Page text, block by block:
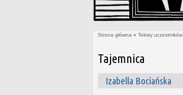
Strona główna » Teksty uczestników
Tajemnica
Izabella Bociańska